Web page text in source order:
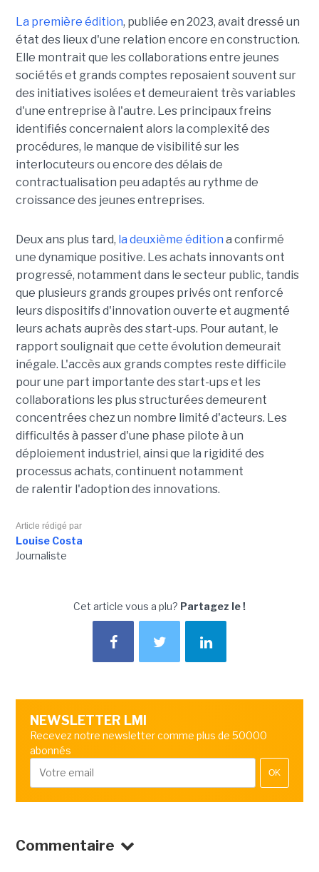
La première édition, publiée en 2023, avait dressé un
état des lieux d'une relation encore en construction.
Elle montrait que les collaborations entre jeunes
sociétés et grands comptes reposaient souvent sur
des initiatives isolées et demeuraient très variables
d'une entreprise à l'autre. Les principaux freins
identifiés concernaient alors la complexité des
procédures, le manque de visibilité sur les
interlocuteurs ou encore des délais de
contractualisation peu adaptés au rythme de
croissance des jeunes entreprises.
Deux ans plus tard, la deuxième édition a confirmé
une dynamique positive. Les achats innovants ont
progressé, notamment dans le secteur public, tandis
que plusieurs grands groupes privés ont renforcé
leurs dispositifs d'innovation ouverte et augmenté
leurs achats auprès des start-ups. Pour autant, le
rapport soulignait que cette évolution demeurait
inégale. L'accès aux grands comptes reste difficile
pour une part importante des start-ups et les
collaborations les plus structurées demeurent
concentrées chez un nombre limité d'acteurs. Les
difficultés à passer d'une phase pilote à un
déploiement industriel, ainsi que la rigidité des
processus achats, continuent notamment
de ralentir l'adoption des innovations.
Article rédigé par
Louise Costa
Journaliste
Cet article vous a plu? Partagez le !
NEWSLETTER LMI
Recevez notre newsletter comme plus de 50000
abonnés
OK
Commentaire